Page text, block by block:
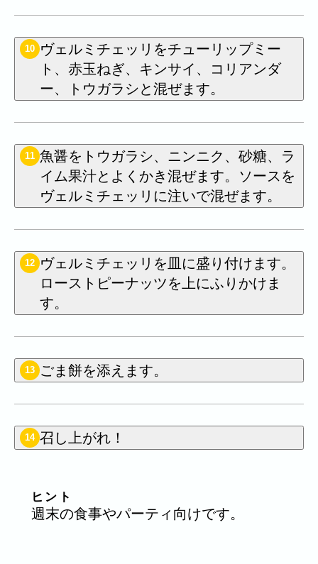
10 ヴェルミチェッリをチューリップミー
ト、赤玉ねぎ、キンサイ、コリアンダ
ー、トウガラシと混ぜます。
11 魚醤をトウガラシ、ニンニク、砂糖、ラ
イム果汁とよくかき混ぜます。ソースを
ヴェルミチェッリに注いで混ぜます。
12 ヴェルミチェッリを皿に盛り付けます。
ローストピーナッツを上にふりかけま
す。
13 ごま餅を添えます。
14 召し上がれ！
ヒント
週末の食事やパーティ向けです。